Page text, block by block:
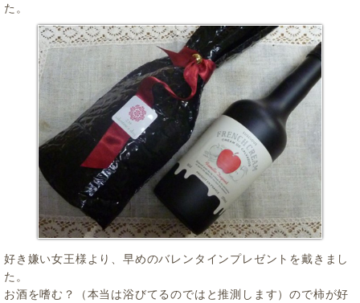
た。
好き嫌い女王様より、早めのバレンタインプレゼントを戴きまし
た。
お酒を嗜む？（本当は浴びてるのではと推測します）ので柿が好